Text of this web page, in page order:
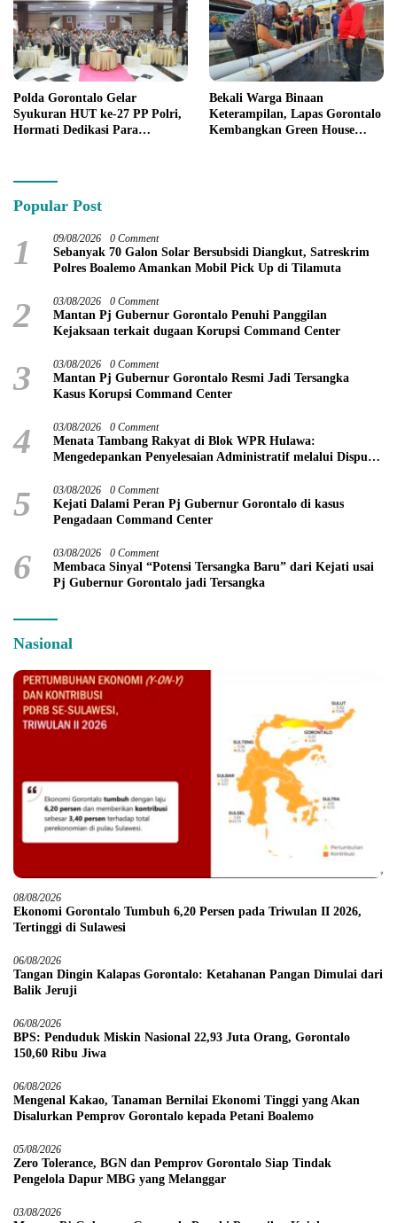
Polda Gorontalo Gelar
Syukuran HUT ke-27 PP Polri,
Hormati Dedikasi Para
Bekali Warga Binaan
Keterampilan, Lapas Gorontalo
Kembangkan Green House
Popular Post
1 09/08/2026 0 Comment
Sebanyak 70 Galon Solar Bersubsidi Diangkut, Satreskrim
Polres Boalemo Amankan Mobil Pick Up di Tilamuta
2 03/08/2026 0 Comment
Mantan Pj Gubernur Gorontalo Penuhi Panggilan
Kejaksaan terkait dugaan Korupsi Command Center
3 03/08/2026 0 Comment
Mantan Pj Gubernur Gorontalo Resmi Jadi Tersangka
Kasus Korupsi Command Center
4 03/08/2026 0 Comment
Menata Tambang Rakyat di Blok WPR Hulawa:
Mengedepankan Penyelesaian Administratif melalui Dispute
5 03/08/2026 0 Comment
Kejati Dalami Peran Pj Gubernur Gorontalo di kasus
Pengadaan Command Center
6 03/08/2026 0 Comment
Membaca Sinyal “Potensi Tersangka Baru” dari Kejati usai
Pj Gubernur Gorontalo jadi Tersangka
Nasional
08/08/2026
Ekonomi Gorontalo Tumbuh 6,20 Persen pada Triwulan II 2026,
Tertinggi di Sulawesi
06/08/2026
Tangan Dingin Kalapas Gorontalo: Ketahanan Pangan Dimulai dari
Balik Jeruji
06/08/2026
BPS: Penduduk Miskin Nasional 22,93 Juta Orang, Gorontalo
150,60 Ribu Jiwa
06/08/2026
Mengenal Kakao, Tanaman Bernilai Ekonomi Tinggi yang Akan
Disalurkan Pemprov Gorontalo kepada Petani Boalemo
05/08/2026
Zero Tolerance, BGN dan Pemprov Gorontalo Siap Tindak
Pengelola Dapur MBG yang Melanggar
03/08/2026